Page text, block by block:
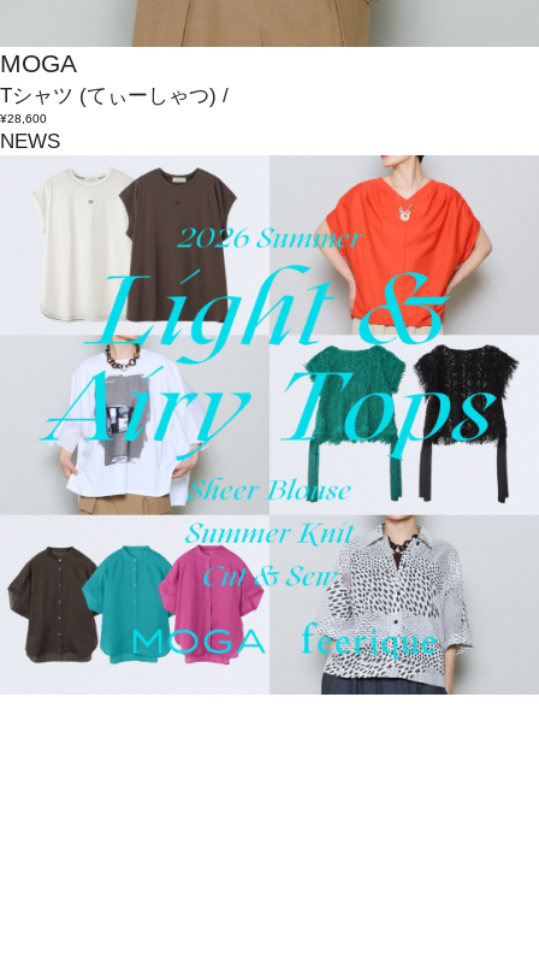
MOGA
Tシャツ (てぃーしゃつ) /
¥28,600
NEWS